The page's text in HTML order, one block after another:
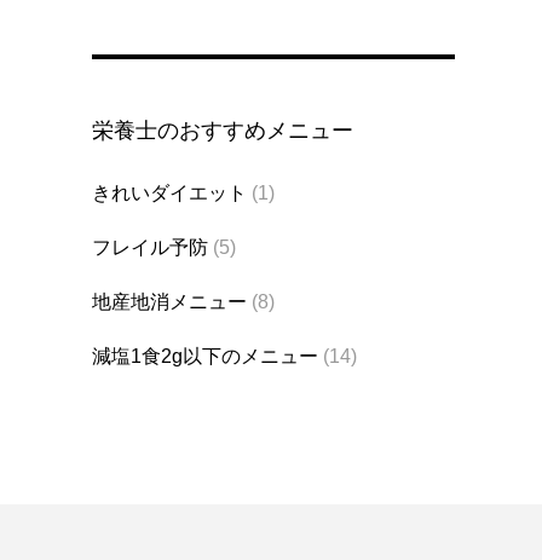
栄養士のおすすめメニュー
きれいダイエット (1)
フレイル予防 (5)
地産地消メニュー (8)
減塩1食2g以下のメニュー (14)